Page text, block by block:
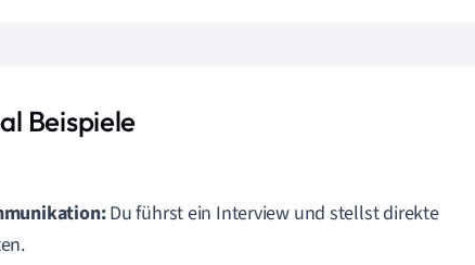
Beispiele
Du führst ein Interview und stellst direkte